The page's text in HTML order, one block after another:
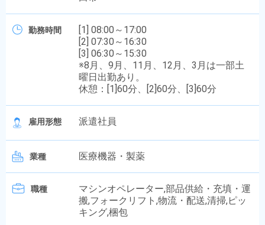
勤務時間
[1] 08:00～17:00
[2] 07:30～16:30
[3] 06:30～15:30
※8月、9月、11月、12月、3月は一部土
曜日出勤あり。
休憩：[1]60分、[2]60分、[3]60分
雇用形態 派遣社員
業種 医療機器・製薬
職種
マシンオペレーター,部品供給・充填・運
搬,フォークリフト,物流・配送,清掃,ピッ
キング,梱包